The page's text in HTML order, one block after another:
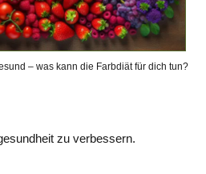
– was kann die Farbdiät für dich tun?
zu verbessern.